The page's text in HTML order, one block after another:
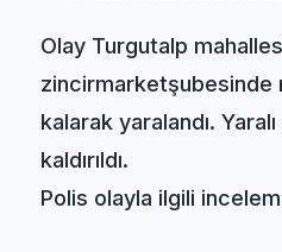
Olay Turgutalp
zincirmarketşubesinde
kalarak yaralandı.
kaldırıldı.
Polis olayla ilgili